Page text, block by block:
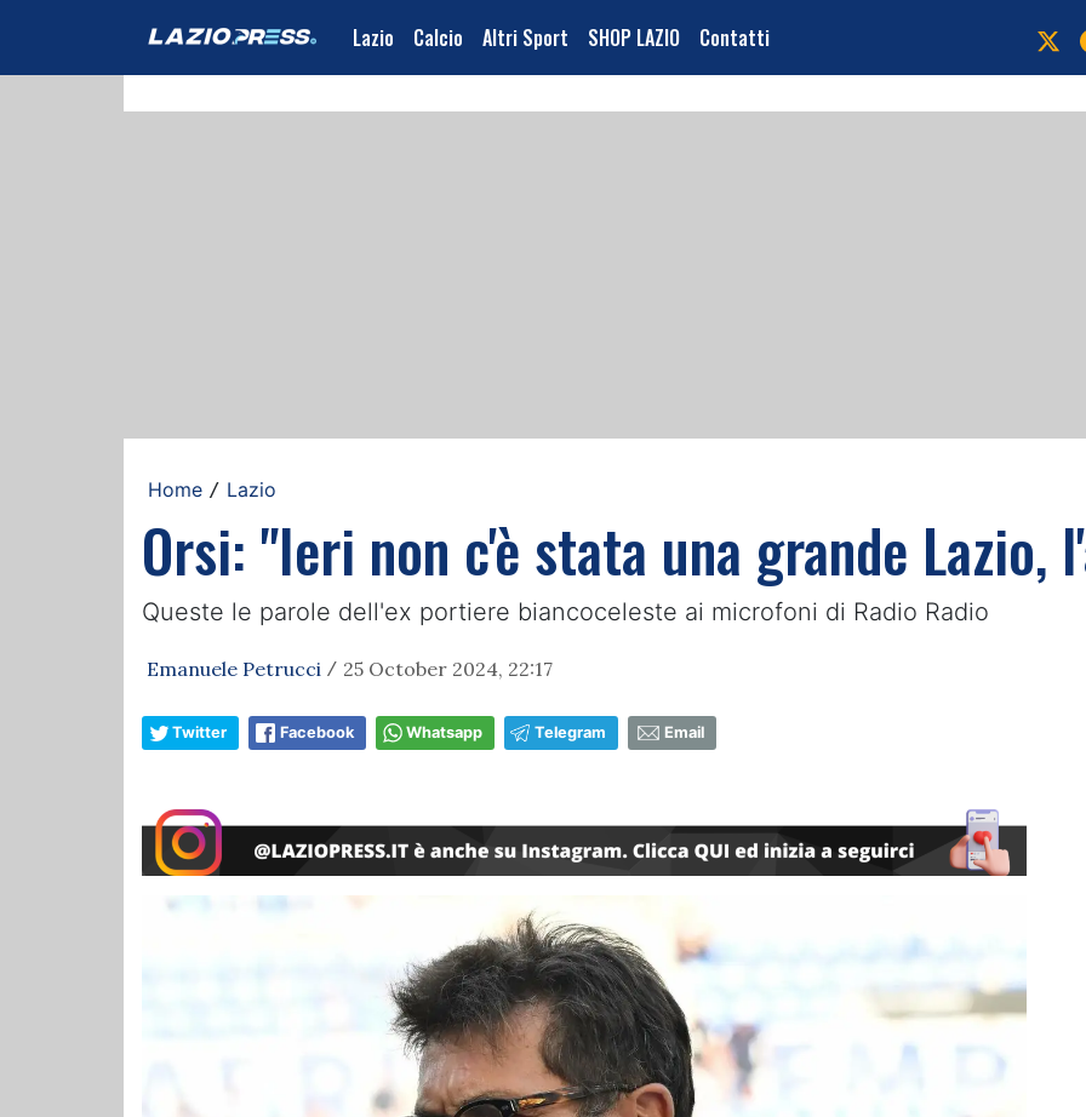
Lazio Calcio Altri Sport SHOP LAZIO Contatti
Home / Lazio
Orsi: "Ieri non c'è stata una grande Lazio,
Queste le parole dell'ex portiere biancoceleste ai microfoni di Radio Radio
Emanuele Petrucci / 25 October 2024, 22:17
Twitter Facebook Whatsapp Telegram Email